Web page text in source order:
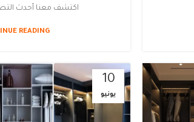
اكتشف معنا أحدث
READING
10
يونيو